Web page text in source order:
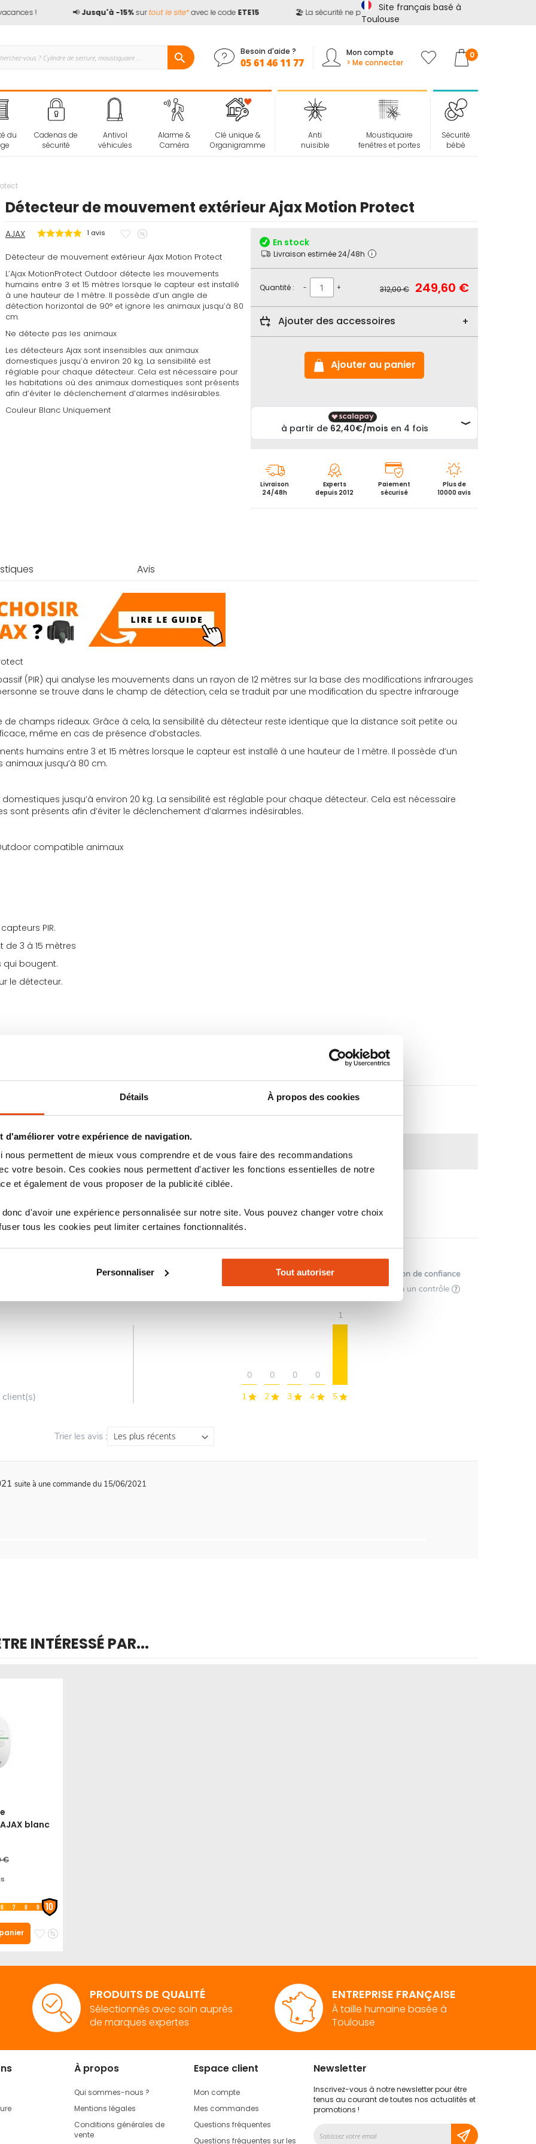
Détails À propos des cookies
d'améliorer votre expérience de navigation.
nous permettent de mieux vous comprendre et de vous faire des recommandations
votre besoin. Ces cookies nous permettent d'activer les fonctions essentielles de notre
et également de vous proposer de la publicité ciblée.
d'avoir une expérience personnalisée sur notre site. Vous pouvez changer votre choix
tous les cookies peut limiter certaines fonctionnalités.
Personnaliser Tout autoriser
! 📢Jusqu'à -15%surtout le site*avec le codeETE15 🏖️ La sécurité ne prend pas de vacances !
Site français basé à
Toulouse
Besoin d'aide ?
05 61 46 11 77
Mon compte
> Me connecter
Mon panier
0
du
Cadenas de
sécurité
Antivol
véhicules
Alarme &
Caméra
Clé unique &
Organigramme
Anti
nuisible
Moustiquaire
fenêtres et portes
Sécurité
bébé
Détecteur de mouvement extérieur Ajax Motion Protect
AJAX 1 avis
Ajouter
mes
favoris
comparateur
Détecteur de mouvement extérieur Ajax Motion Protect
L’Ajax MotionProtect Outdoor détecte les mouvements
humains entre 3 et 15 mètres lorsque le capteur est installé
à une hauteur de 1 mètre. Il possède d’un angle de
détection horizontal de 90° et ignore les animaux jusqu’à 80
cm.
Ne détecte pas les animaux
Les détecteurs Ajax sont insensibles aux animaux
domestiques jusqu’à environ 20 kg. La sensibilité est
réglable pour chaque détecteur. Cela est nécessaire pour
les habitations où des animaux domestiques sont présents
afin d’éviter le déclenchement d’alarmes indésirables.
Couleur Blanc Uniquement
En stock
Livraison estimée 24/48h
Quantité : - +
Prix
Spécial
249,60 €
Prix
normal
312,00 €
Ajouter des accessoires
Ajouter au panier
Livraison
24/48h
Experts
depuis 2012
Paiement
sécurisé
Plus de
10000 avis
Avis
(PIR) qui analyse les mouvements dans un rayon de 12 mètres sur la base des modifications infrarouges
se trouve dans le champ de détection, cela se traduit par une modification du spectre infrarouge
de champs rideaux. Grâce à cela, la sensibilité du détecteur reste identique que la distance soit petite ou
même en cas de présence d’obstacles.
humains entre 3 et 15 mètres lorsque le capteur est installé à une hauteur de 1 mètre. Il possède d’un
jusqu’à 80 cm.
jusqu’à environ 20 kg. La sensibilité est réglable pour chaque détecteur. Cela est nécessaire
présents afin d’éviter le déclenchement d’alarmes indésirables.
compatible animaux
PIR.
3 à 15 mètres
qui bougent.
le détecteur.
Avis
Afficher l'attestation de confiance
Avis soumis à un contrôle
1
0
2
0
3
0
4
0
5
1
Trier les avis :
suite à une commande du 15/06/2021
INTÉRESSÉ PAR...
blanc
€
6 7 8 9 10
AjouterAjouter
PRODUITS DE QUALITÉ
Sélectionnés avec soin auprès
de marques expertes
ENTREPRISE FRANÇAISE
À taille humaine basée à
Toulouse
À propos
Qui sommes-nous ?
Mentions légales
Conditions générales de
vente
Espace client
Mon compte
Mes commandes
Questions fréquentes
Questions fréquentes sur les
Newsletter
Inscrivez-vous à notre newsletter pour être
tenus au courant de toutes nos actualités et
promotions !